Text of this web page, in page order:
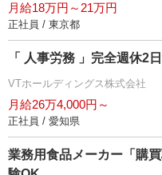
月給18万円～21万円
正社員 / 東京都
「 人事労務 」完全週休2
VTホールディングス株式会社
月給26万4,000円～
正社員 / 愛知県
業務用食品メーカー「購